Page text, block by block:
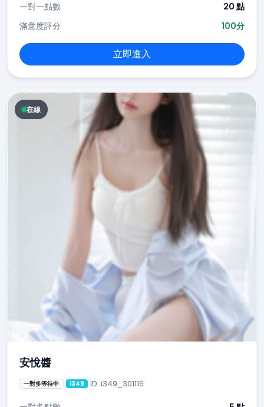
一對一點數
20 點
滿意度評分
100分
立即進入
在線
安悅醬
一對多等待中 i349 ID: i349_301116